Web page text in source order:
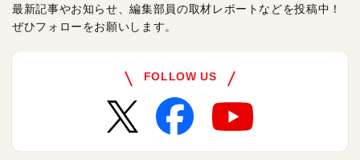
最新記事やお知らせ、編集部員の取材レポートなどを投稿中！
ぜひフォローをお願いします。
FOLLOW US